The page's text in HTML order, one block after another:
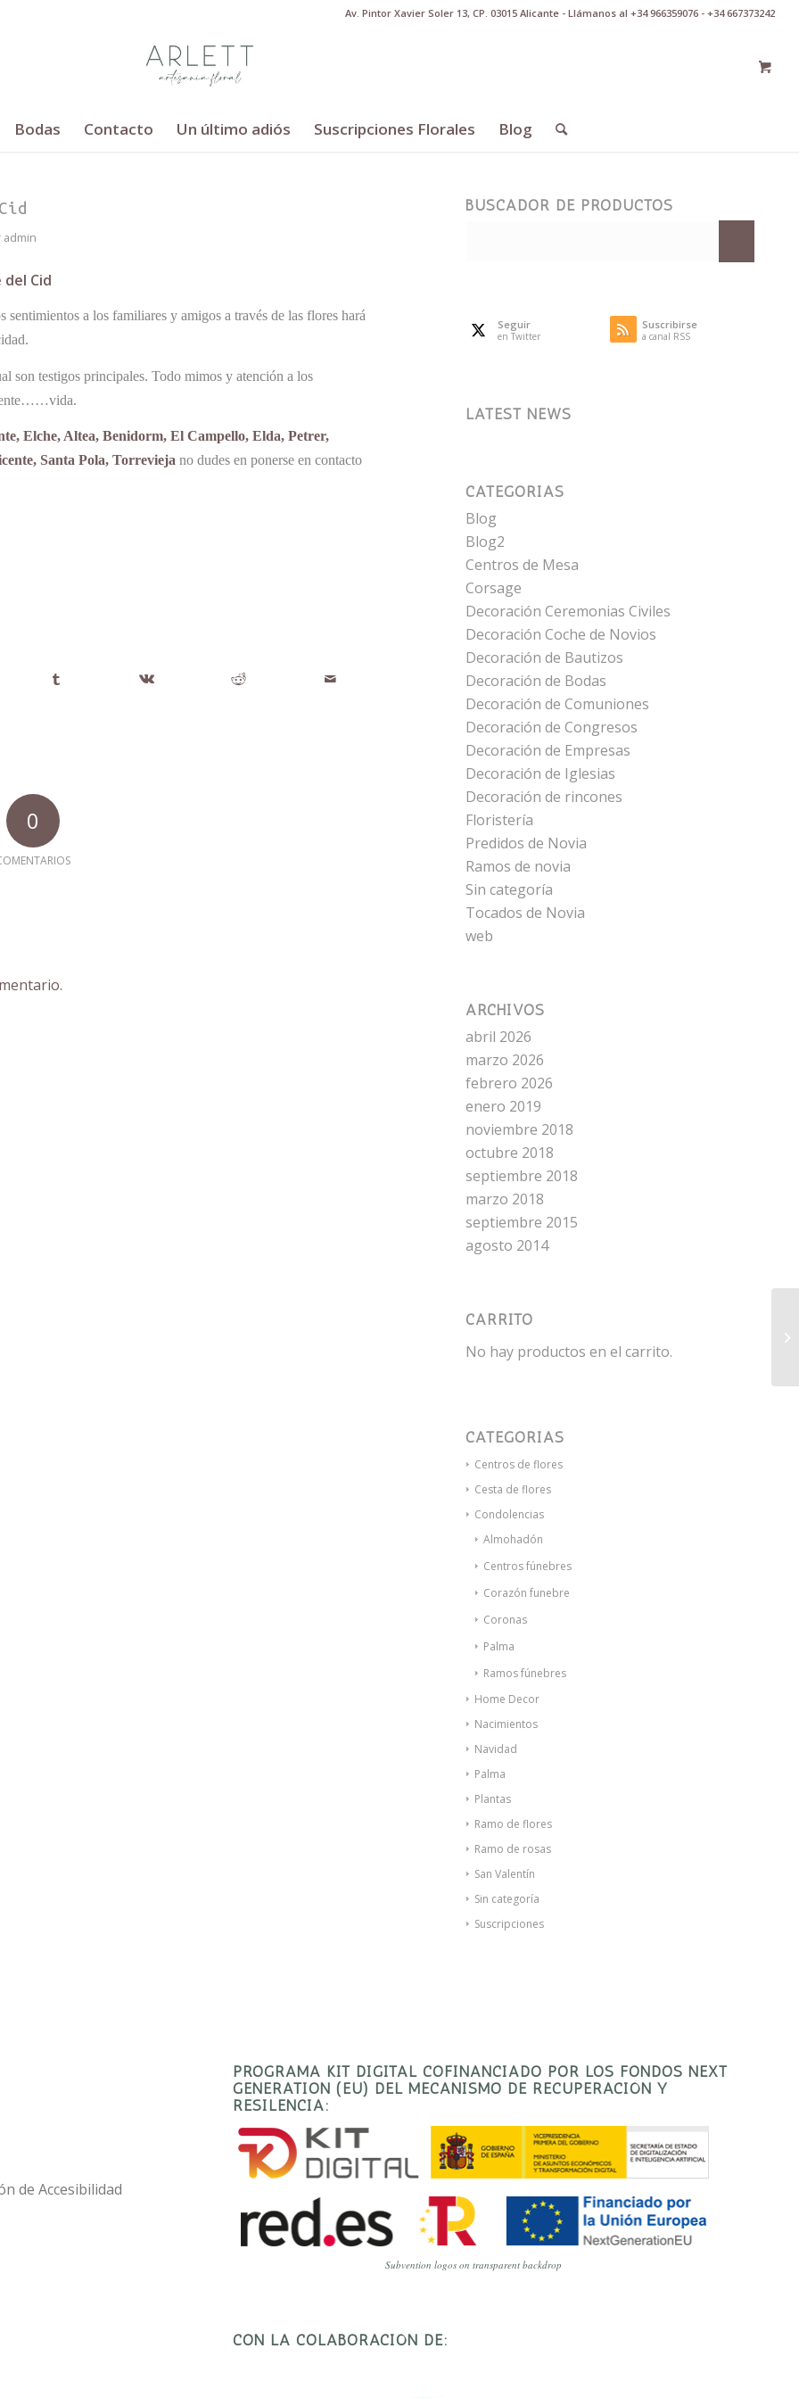
Av. Pintor Xavier Soler 13, CP. 03015 Alicante - Llámanos al +34 966359076 - +34 667373242
Bodas Contacto Un último adiós Suscripciones Florales Blog
admin
Cid
a los familiares y amigos a través de las flores hará
son testigos principales. Todo mimos y atención a los
Elche, Altea, Benidorm, El Campello, Elda, Petrer,
Santa Pola, Torrevieja no dudes en ponerse en contacto
0
BUSCADOR DE PRODUCTOS
Seguir
en Twitter
Suscribirse
a canal RSS
LATEST NEWS
CATEGORÍAS
Blog
Blog2
Centros de Mesa
Corsage
Decoración Ceremonias Civiles
Decoración Coche de Novios
Decoración de Bautizos
Decoración de Bodas
Decoración de Comuniones
Decoración de Congresos
Decoración de Empresas
Decoración de Iglesias
Decoración de rincones
Floristería
Predidos de Novia
Ramos de novia
Sin categoría
Tocados de Novia
web
ARCHIVOS
abril 2026
marzo 2026
febrero 2026
enero 2019
noviembre 2018
octubre 2018
septiembre 2018
marzo 2018
septiembre 2015
agosto 2014
CARRITO
No hay productos en el carrito.
CATEGORÍAS
Centros de flores
Cesta de flores
Condolencias
Almohadón
Centros fúnebres
Corazón funebre
Coronas
Palma
Ramos fúnebres
Home Decor
Nacimientos
Navidad
Palma
Plantas
Ramo de flores
Ramo de rosas
San Valentín
Sin categoría
Suscripciones
de Accesibilidad
PROGRAMA KIT DIGITAL COFINANCIADO POR LOS FONDOS NEXT
GENERATION (EU) DEL MECANISMO DE RECUPERACIÓN Y
RESILENCIA:
Subvention logos on transparent backdrop
CON LA COLABORACIÓN DE: